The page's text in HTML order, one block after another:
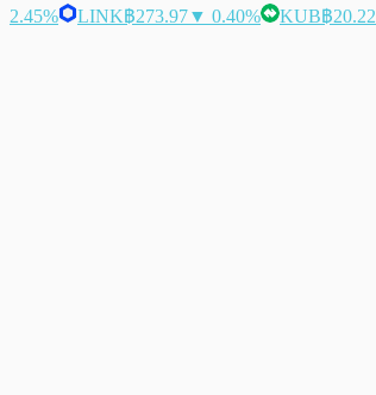
2.45%
LINK฿273.97▼ 0.40% KUB฿20.22